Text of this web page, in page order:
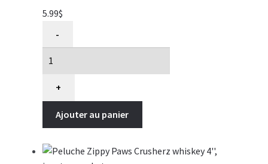
5.99$
Peluche
Paws
Crusherz
rosé
4'',
jouet
-
+
Ajouter au panier